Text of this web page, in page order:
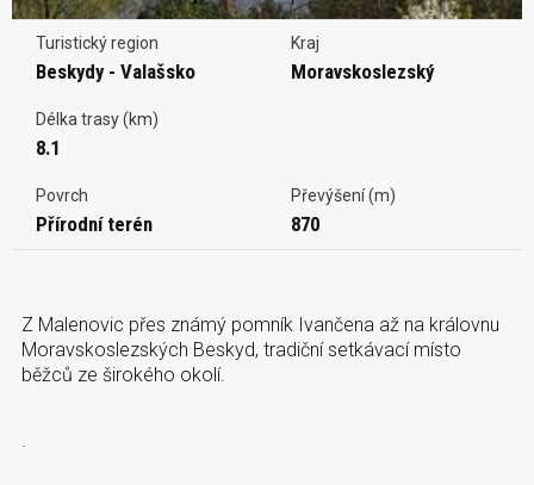
Turistický region
Beskydy - Valašsko
Kraj
Moravskoslezský
Délka trasy (km)
8.1
Povrch
Přírodní terén
Převýšení (m)
870
Z Malenovic přes známý pomník Ivančena až na královnu
Moravskoslezských Beskyd, tradiční setkávací místo
běžců ze širokého okolí.
.